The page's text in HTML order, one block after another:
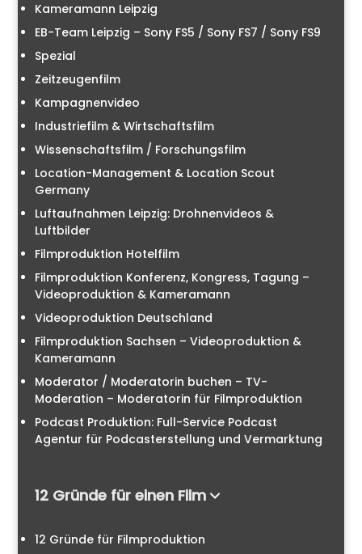
Kameramann Leipzig
EB-Team Leipzig – Sony FS5 / Sony FS7 / Sony FS9
Spezial
Zeitzeugenfilm
Kampagnenvideo
Industriefilm & Wirtschaftsfilm
Wissenschaftsfilm / Forschungsfilm
Location-Management & Location Scout
Germany
Luftaufnahmen Leipzig: Drohnenvideos &
Luftbilder
Filmproduktion Hotelfilm
Filmproduktion Konferenz, Kongress, Tagung –
Videoproduktion & Kameramann
Videoproduktion Deutschland
Filmproduktion Sachsen – Videoproduktion &
Kameramann
Moderator / Moderatorin buchen – TV-
Moderation – Moderatorin für Filmproduktion
Podcast Produktion: Full-Service Podcast
Agentur für Podcasterstellung und Vermarktung
12 Gründe für einen Film
12 Gründe für Filmproduktion